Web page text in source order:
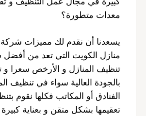
معدات متطورة؟
يسعدنا أن نقدم لك مميزات
منازل الكويت التي تعد من
تنظيف المنازل و الأرخص سعرا و
بالجودة العالية سواء في تنظيف
الفنادق أو المكاتب فكلها نقوم
تعقيمها بشكل متقن و بعناية